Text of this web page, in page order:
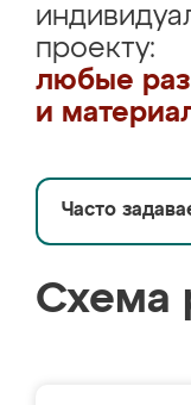
проекту:
любые
и
Часто
Схема